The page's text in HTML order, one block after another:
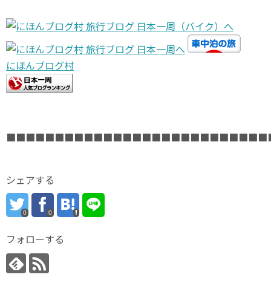
にほんブログ村
シェアする
0 0
フォローする